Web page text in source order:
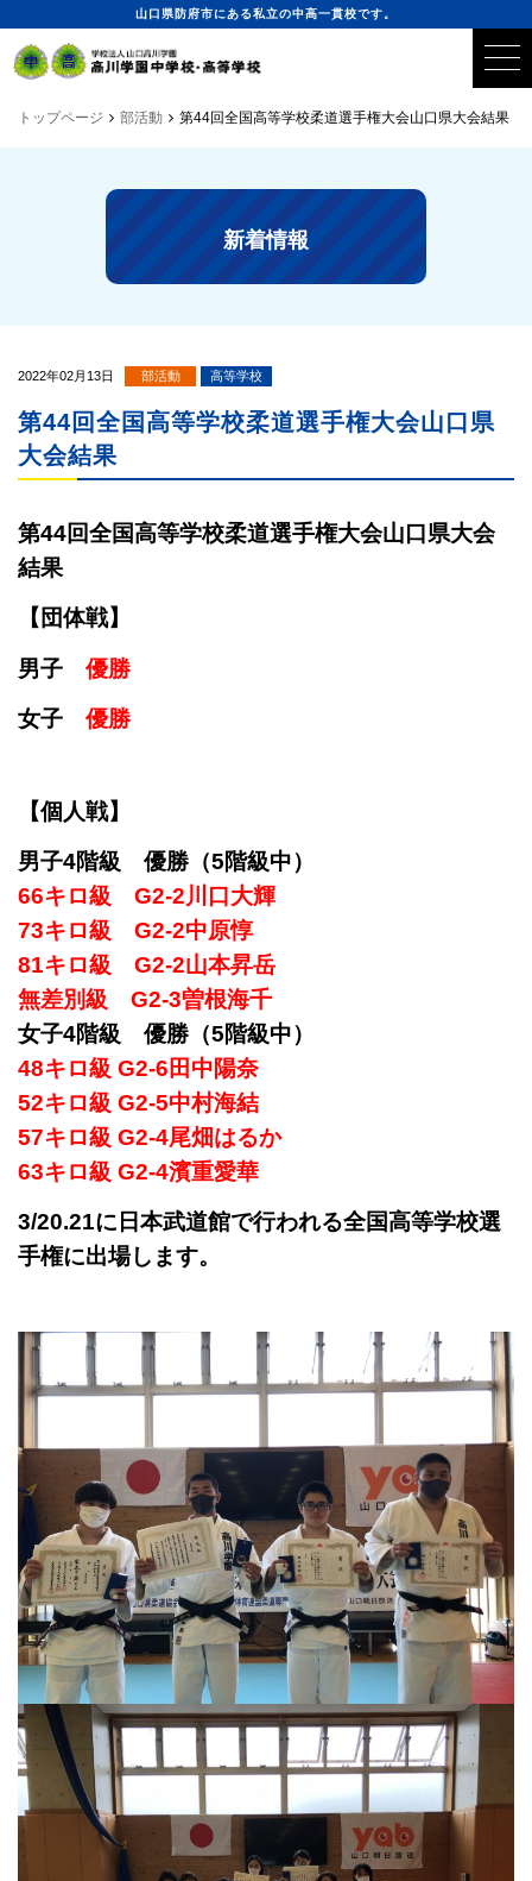
山口県防府市にある私立の中高一貫校です。
トップページ 部活動 第44回全国高等学校柔道選手権大会山口県大会結果
新着情報
2022年02月13日 部活動 高等学校
第44回全国高等学校柔道選手権大会山口県
大会結果
第44回全国高等学校柔道選手権大会山口県大会
結果
【団体戦】
男子 優勝
女子 優勝
【個人戦】
男子4階級 優勝（5階級中）
66キロ級 G2-2川口大輝
73キロ級 G2-2中原惇
81キロ級 G2-2山本昇岳
無差別級 G2-3曽根海千
女子4階級 優勝（5階級中）
48キロ級 G2-6田中陽奈
52キロ級 G2-5中村海結
57キロ級 G2-4尾畑はるか
63キロ級 G2-4濱重愛華
3/20.21に日本武道館で行われる全国高等学校選
手権に出場します。